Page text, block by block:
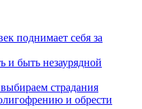
поднимает себя за
и быть незаурядной
страдания
и обрести